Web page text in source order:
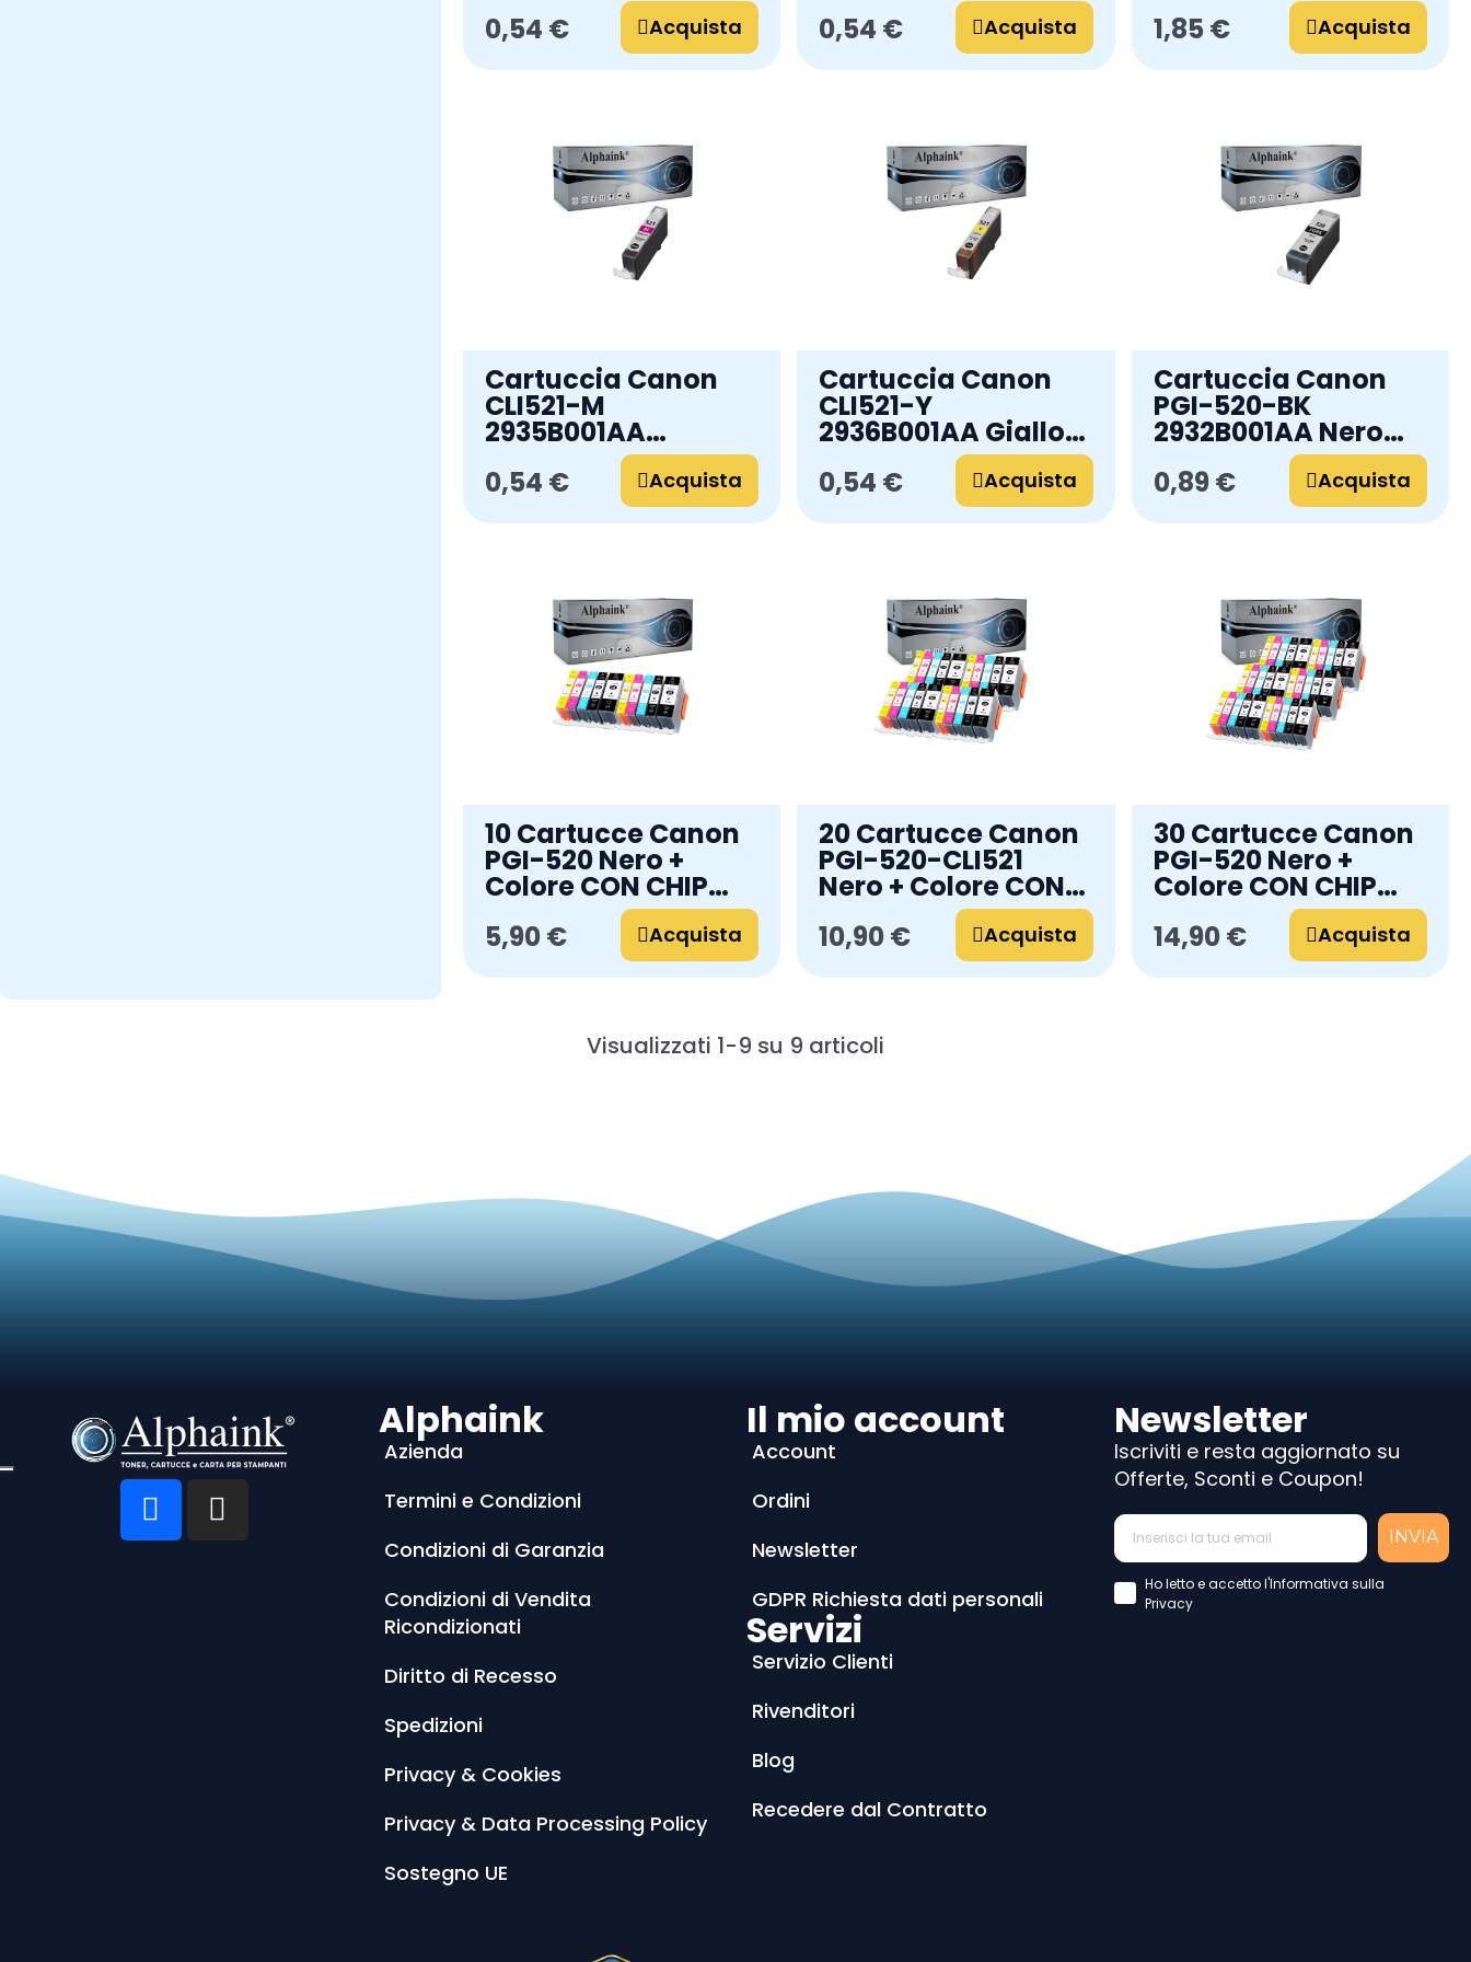
0,54 € Acquista 0,54 € Acquista 1,85 € Acquista
Cartuccia Canon
CLI521-M
2935B001AA
Compatibile
0,54 € Acquista
Cartuccia Canon
CLI521-Y
2936B001AA Giallo
Compatibile
0,54 € Acquista
Cartuccia Canon
PGI-520-BK
2932B001AA Nero
Compatibile
0,89 € Acquista
10 Cartucce Canon
PGI-520 Nero +
Colore CON CHIP
Compatibili
5,90 € Acquista
20 Cartucce Canon
PGI-520-CLI521
Nero + Colore CON
CHIP Compatibili
10,90 € Acquista
30 Cartucce Canon
PGI-520 Nero +
Colore CON CHIP
Compatibili
14,90 € Acquista
Visualizzati 1-9 su 9 articoli
Alphaink
Azienda
Termini e Condizioni
Condizioni di Garanzia
Condizioni di Vendita
Ricondizionati
Diritto di Recesso
Spedizioni
Privacy & Cookies
Privacy & Data Processing Policy
Sostegno UE
Il mio account
Account
Ordini
Newsletter
GDPR Richiesta dati personali
Servizi
Servizio Clienti
Rivenditori
Blog
Recedere dal Contratto
Newsletter
Iscriviti e resta aggiornato su
Offerte, Sconti e Coupon!
INVIA
Accettazione Privacy Policy
Ho letto e accetto l'Informativa sulla
Privacy